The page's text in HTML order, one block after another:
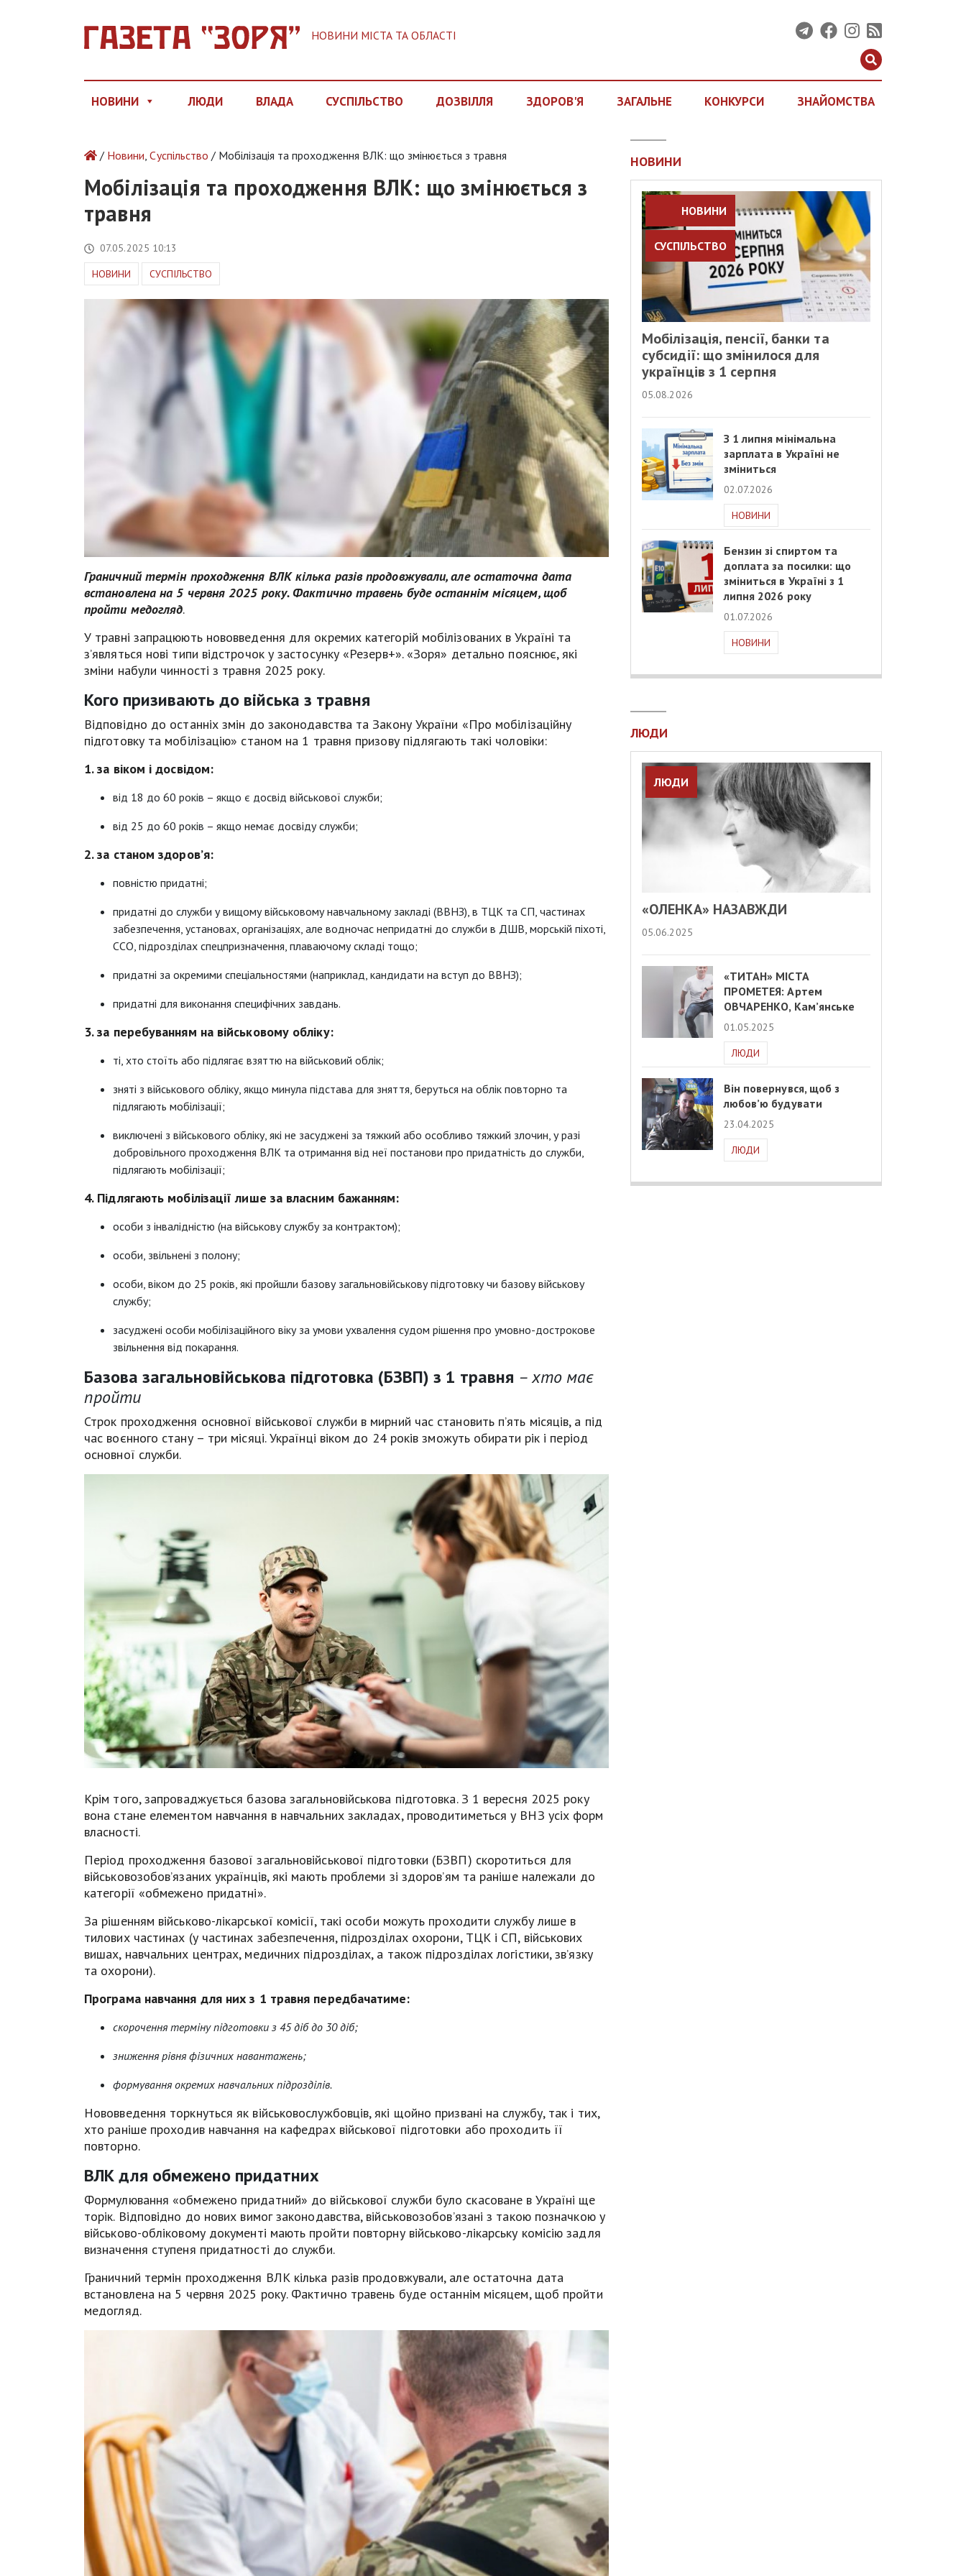
НОВИНИ МІСТА ТА ОБЛАСТІ
НОВИНИ ЛЮДИ ВЛАДА СУСПІЛЬСТВО ДОЗВІЛЛЯ ЗДОРОВ'Я ЗАГАЛЬНЕ КОНКУРСИ ЗНАЙОМСТВА
/ Новини,Суспільство / Мобілізація та проходження ВЛК: що змінюється з травня
Мобілізація та проходження ВЛК: що змінюється з
травня
07.05.2025 10:13
НОВИНИ
СУСПІЛЬСТВО
Граничний термін проходження ВЛК кілька разів продовжували, але остаточна дата
встановлена на 5 червня 2025 року. Фактично травень буде останнім місяцем, щоб
пройти медогляд.
У травні запрацюють нововведення для окремих категорій мобілізованих в Україні та
з’являться нові типи відстрочок у застосунку «Резерв+». «Зоря» детально пояснює, які
зміни набули чинності з травня 2025 року.
Кого призивають до війська з травня
Відповідно до останніх змін до законодавства та Закону України «Про мобілізаційну
підготовку та мобілізацію» станом на 1 травня призову підлягають такі чоловіки:
1. за віком і досвідом:
від 18 до 60 років – якщо є досвід військової служби;
від 25 до 60 років – якщо немає досвіду служби;
2. за станом здоров’я:
повністю придатні;
придатні до служби у вищому військовому навчальному закладі (ВВНЗ), в ТЦК та СП, частинах
забезпечення, установах, організаціях, але водночас непридатні до служби в ДШВ, морській піхоті,
ССО, підрозділах спецпризначення, плаваючому складі тощо;
придатні за окремими спеціальностями (наприклад, кандидати на вступ до ВВНЗ);
придатні для виконання специфічних завдань.
3. за перебуванням на військовому обліку:
ті, хто стоїть або підлягає взяттю на військовий облік;
зняті з військового обліку, якщо минула підстава для зняття, беруться на облік повторно та
підлягають мобілізації;
виключені з військового обліку, які не засуджені за тяжкий або особливо тяжкий злочин, у разі
добровільного проходження ВЛК та отримання від неї постанови про придатність до служби,
підлягають мобілізації;
4. Підлягають мобілізації лише за власним бажанням:
особи з інвалідністю (на військову службу за контрактом);
особи, звільнені з полону;
особи, віком до 25 років, які пройшли базову загальновійськову підготовку чи базову військову
службу;
засуджені особи мобілізаційного віку за умови ухвалення судом рішення про умовно-дострокове
звільнення від покарання.
Базова загальновійськова підготовка (БЗВП) з 1 травня – хто має
пройти
Строк проходження основної військової служби в мирний час становить пʼять місяців, а під
час воєнного стану – три місяці. Українці віком до 24 років зможуть обирати рік і період
основної служби.
Крім того, запроваджується базова загальновійськова підготовка. З 1 вересня 2025 року
вона стане елементом навчання в навчальних закладах, проводитиметься у ВНЗ усіх форм
власності.
Період проходження базової загальновійськової підготовки (БЗВП) скоротиться для
військовозобов’язаних українців, які мають проблеми зі здоров’ям та раніше належали до
категорії «обмежено придатні».
За рішенням військово-лікарської комісії, такі особи можуть проходити службу лише в
тилових частинах (у частинах забезпечення, підрозділах охорони, ТЦК і СП, військових
вишах, навчальних центрах, медичних підрозділах, а також підрозділах логістики, зв’язку
та охорони).
Програма навчання для них з 1 травня передбачатиме:
скорочення терміну підготовки з 45 діб до 30 діб;
зниження рівня фізичних навантажень;
формування окремих навчальних підрозділів.
Нововведення торкнуться як військовослужбовців, які щойно призвані на службу, так і тих,
хто раніше проходив навчання на кафедрах військової підготовки або проходить її
повторно.
ВЛК для обмежено придатних
Формулювання «обмежено придатний» до військової служби було скасоване в Україні ще
торік. Відповідно до нових вимог законодавства, військовозобов’язані з такою позначкою у
військово-обліковому документі мають пройти повторну військово-лікарську комісію задля
визначення ступеня придатності до служби.
Граничний термін проходження ВЛК кілька разів продовжували, але остаточна дата
встановлена на 5 червня 2025 року. Фактично травень буде останнім місяцем, щоб пройти
медогляд.
НОВИНИ
НОВИНИ
СУСПІЛЬСТВО
Мобілізація, пенсії, банки та
субсидії: що змінилося для
українців з 1 серпня
05.08.2026
З 1 липня мінімальна
зарплата в Україні не
зміниться
02.07.2026
НОВИНИ
Бензин зі спиртом та
доплата за посилки: що
зміниться в Україні з 1
липня 2026 року
01.07.2026
НОВИНИ
ЛЮДИ
ЛЮДИ
«ОЛЕНКА» НАЗАВЖДИ
05.06.2025
«ТИТАН» МІСТА
ПРОМЕТЕЯ: Артем
ОВЧАРЕНКО, Кам’янське
01.05.2025
ЛЮДИ
Він повернувся, щоб з
любов’ю будувати
23.04.2025
ЛЮДИ